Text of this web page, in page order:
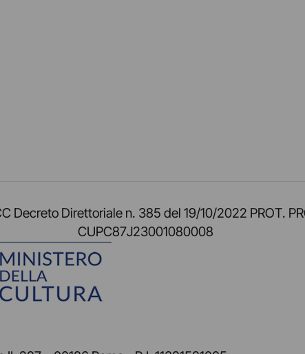
Twitch
su Rss
Decreto Direttoriale n. 385 del 19/10/2022 PROT.
CUPC87J23001080008